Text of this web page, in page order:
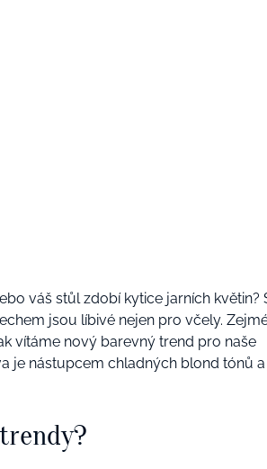
váš stůl zdobí kytice jarních květin?
jsou líbivé nejen pro včely.
vítáme nový barevný trend pro naše
je nástupcem chladných blond tónů